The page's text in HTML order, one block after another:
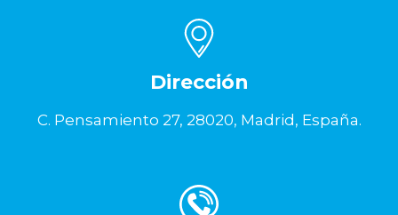
Dirección
C. Pensamiento 27, 28020, Madrid, España.